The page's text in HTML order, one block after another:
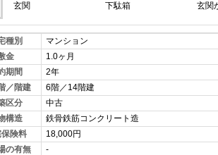
玄関 下駄箱 玄関
種別
マンション
金
1.0ヶ月
期間
2年
／階建
6階／14階建
区分
中古
構造
鉄骨鉄筋コンクリート造
険料
18,000円
の有無
-